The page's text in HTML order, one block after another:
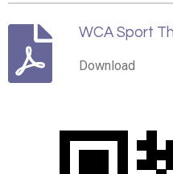
WCA Sport
Download